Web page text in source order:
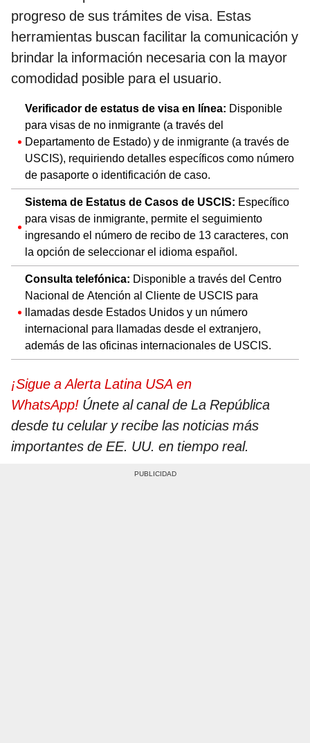
progreso de sus trámites de visa. Estas
herramientas buscan facilitar la comunicación y
brindar la información necesaria con la mayor
comodidad posible para el usuario.
Verificador de estatus de visa en línea: Disponible
para visas de no inmigrante (a través del
Departamento de Estado) y de inmigrante (a través de
USCIS), requiriendo detalles específicos como número
de pasaporte o identificación de caso.
Sistema de Estatus de Casos de USCIS: Específico
para visas de inmigrante, permite el seguimiento
ingresando el número de recibo de 13 caracteres, con
la opción de seleccionar el idioma español.
Consulta telefónica: Disponible a través del Centro
Nacional de Atención al Cliente de USCIS para
llamadas desde Estados Unidos y un número
internacional para llamadas desde el extranjero,
además de las oficinas internacionales de USCIS.
¡Sigue a Alerta Latina USA en
WhatsApp! Únete al canal de La República
desde tu celular y recibe las noticias más
importantes de EE. UU. en tiempo real.